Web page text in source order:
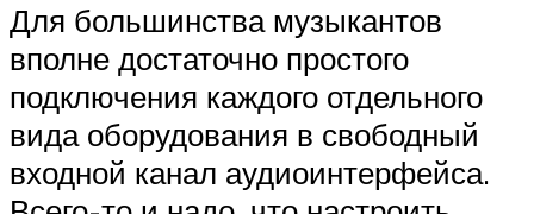
Для большинства музыкантов
вполне достаточно простого
подключения каждого отдельного
вида оборудования в свободный
входной канал аудиоинтерфейса.